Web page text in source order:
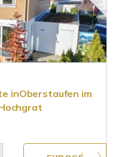
inOberstaufen im